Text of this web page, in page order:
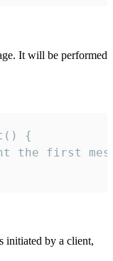
It will be performed
{
the first
initiated by a client,